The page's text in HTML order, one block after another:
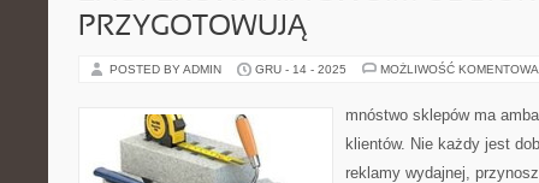
PRZYGOTOWUJĄ
POSTED BY ADMIN GRU - 14 - 2025 MOŻLIWOŚĆ
mnóstwo sklepów ma
klientów. Nie każdy jest
reklamy wydajnej,